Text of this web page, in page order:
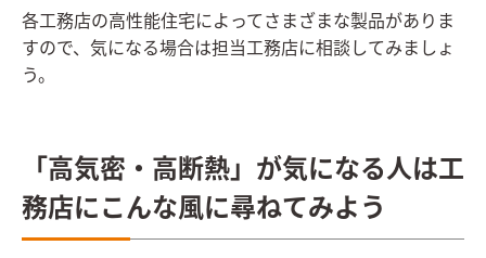
各工務店の高性能住宅によってさまざまな製品がありま
すので、気になる場合は担当工務店に相談してみましょ
う。
「高気密・高断熱」が気になる人は工
務店にこんな風に尋ねてみよう